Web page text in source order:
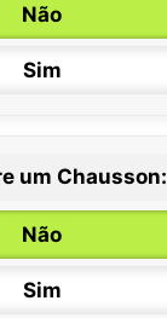
Não
Sim
0 / 6 meses
6 / 12 meses
12 / 18 meses
um Chausson:
Não
Sim